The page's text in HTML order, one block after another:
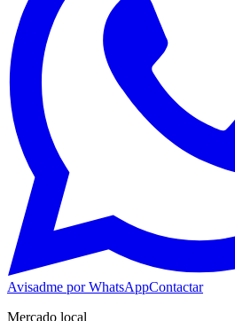
Avisadme por WhatsAppContactar
Mercado local